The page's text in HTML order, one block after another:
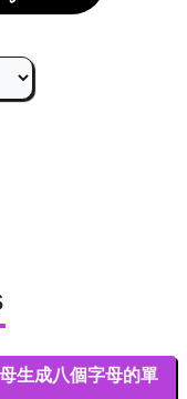
生成八個字母的單